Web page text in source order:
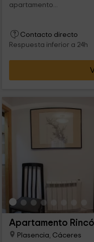
apartamento...
Contacto directo
Respuesta inferior a 24h
Apartamento
Plasencia, Cáceres